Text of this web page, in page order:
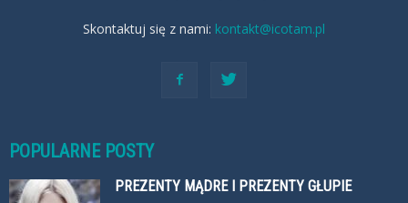
Skontaktuj się z nami: kontakt@icotam.pl
POPULARNE POSTY
PREZENTY MĄDRE I PREZENTY GŁUPIE